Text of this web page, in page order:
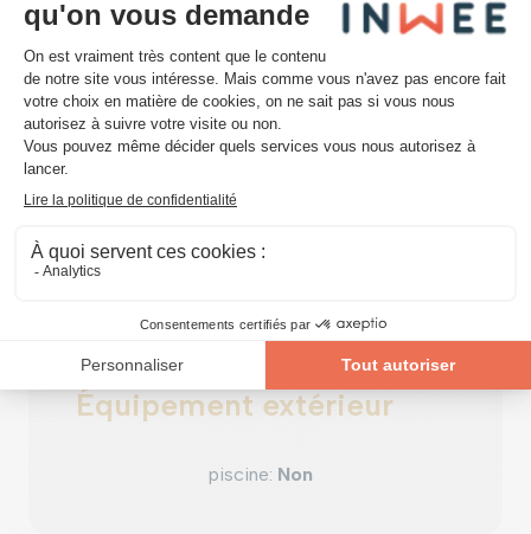
Équipements techniques
châssis
Équipement extérieur
piscine: Non